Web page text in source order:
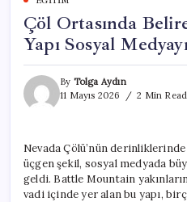
Çöl Ortasında
Yapı Sosyal
By Tolga Aydın
11 Mayıs 2026
2 Min Read
Nevada Çölü’nün
üçgen şekil, sosyal medyada
geldi. Battle Mountain
vadi içinde yer alan bu yapı,